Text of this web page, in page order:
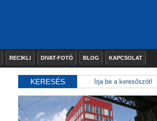
RECIKLI DIVAT-FOTÓ BLOG KAPCSOLAT
KERESÉS